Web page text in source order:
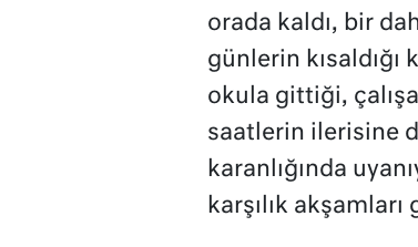
orada kaldı, bir
günlerin
okula gittiği,
saatlerin ilerisine
karanlığında
karşılık akşamları